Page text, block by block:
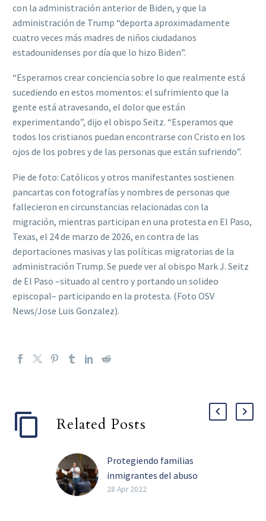
con la administración anterior de Biden, y que la
administración de Trump “deporta aproximadamente
cuatro veces más madres de niños ciudadanos
estadounidenses por día que lo hizo Biden”.
“Esperamos crear conciencia sobre lo que realmente está
sucediendo en estos momentos: el sufrimiento que la
gente está atravesando, el dolor que están
experimentando”, dijo el obispo Seitz. “Esperamos que
todos los cristianos puedan encontrarse con Cristo en los
ojos de los pobres y de las personas que están sufriendo”.
Pie de foto: Católicos y otros manifestantes sostienen
pancartas con fotografías y nombres de personas que
fallecieron en circunstancias relacionadas con la
migración, mientras participan en una protesta en El Paso,
Texas, el 24 de marzo de 2026, en contra de las
deportaciones masivas y las políticas migratorias de la
administración Trump. Se puede ver al obispo Mark J. Seitz
de El Paso –situado al centro y portando un solideo
episcopal– participando en la protesta. (Foto OSV
News/Jose Luis Gonzalez).
Related Posts
Protegiendo familias
inmigrantes del abuso
bancario
28 Apr 2022